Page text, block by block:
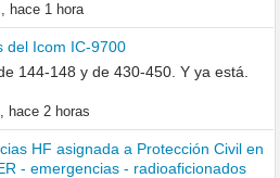
hace 1 hora
del Icom IC-9700
144-148 y de 430-450. Y ya está.
hace 2 horas
HF asignada a Protección Civil en
- emergencias - radioaficionados